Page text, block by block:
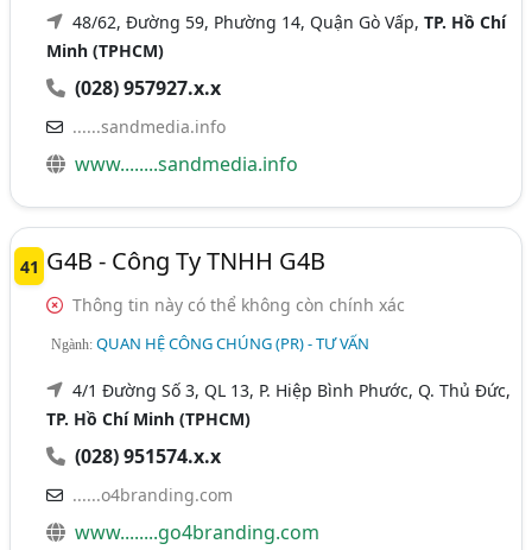
48/62, Đường 59, Phường 14, Quận Gò Vấp,TP. Hồ Chí
Minh (TPHCM)
(028) 957927.x.x
......sandmedia.info
www........sandmedia.info
41 G4B - Công Ty TNHH G4B
Thông tin này có thể không còn chính xác
Ngành:QUAN HỆ CÔNG CHÚNG (PR) - TƯ VẤN
4/1 Đường Số 3, QL 13, P. Hiệp Bình Phước, Q. Thủ Đức,
TP. Hồ Chí Minh (TPHCM)
(028) 951574.x.x
......o4branding.com
www........go4branding.com